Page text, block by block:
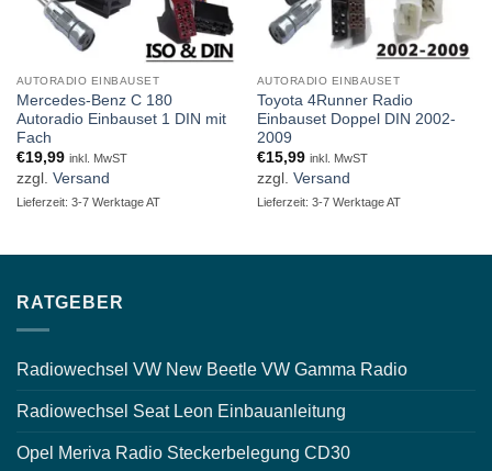
AUTORADIO EINBAUSET
Mercedes-Benz C 180
Autoradio Einbauset 1 DIN mit
Fach
€19,99 inkl. MwST
zzgl. Versand
Lieferzeit: 3-7 Werktage AT
AUTORADIO EINBAUSET
Toyota 4Runner Radio
Einbauset Doppel DIN 2002-
2009
€15,99 inkl. MwST
zzgl. Versand
Lieferzeit: 3-7 Werktage AT
RATGEBER
Radiowechsel VW New Beetle VW Gamma Radio
Radiowechsel Seat Leon Einbauanleitung
Opel Meriva Radio Steckerbelegung CD30